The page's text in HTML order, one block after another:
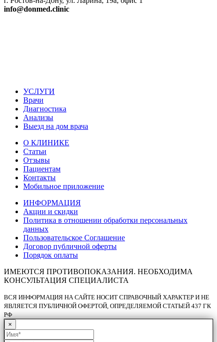
info@donmed.clinic
УСЛУГИ
Врачи
Диагностика
Анализы
Выезд на дом врача
О КЛИНИКЕ
Статьи
Отзывы
Пациентам
Контакты
Мобильное приложение
ИНФОРМАЦИЯ
Акции и скидки
Политика в отношении обработки персональных
данных
Пользовательское Соглашение
Договор публичной оферты
Порядок оплаты
ИМЕЮТСЯ ПРОТИВОПОКАЗАНИЯ. НЕОБХОДИМА
КОНСУЛЬТАЦИЯ СПЕЦИАЛИСТА
ВСЯ ИНФОРМАЦИЯ НА САЙТЕ НОСИТ СПРАВОЧНЫЙ ХАРАКТЕР И НЕ
ЯВЛЯЕТСЯ ПУБЛИЧНОЙ ОФЕРТОЙ, ОПРЕДЕЛЯЕМОЙ СТАТЬЕЙ 437 ГК
РФ
×